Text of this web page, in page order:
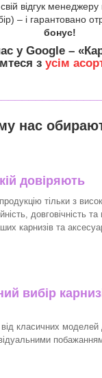
відгук
– і гарантовано
бонус!
у Google – «
з усім
нас
довіряють
тільки з
довговічність та
карнизів та
вибір
класичних моделей